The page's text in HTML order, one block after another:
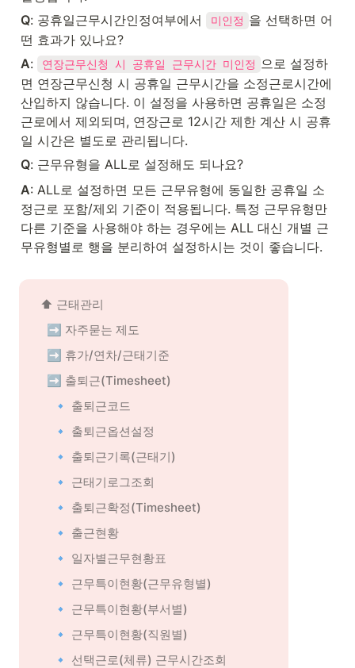
Q: 공휴일근무시간인정여부에서 미인정 을 선택하면 어
떤 효과가 있나요?
A: 연장근무신청 시 공휴일 근무시간 미인정 으로 설정하
면 연장근무신청 시 공휴일 근무시간을 소정근로시간에
산입하지 않습니다. 이 설정을 사용하면 공휴일은 소정
근로에서 제외되며, 연장근로 12시간 제한 계산 시 공휴
일 시간은 별도로 관리됩니다.
Q: 근무유형을 ALL로 설정해도 되나요?
A: ALL로 설정하면 모든 근무유형에 동일한 공휴일 소
정근로 포함/제외 기준이 적용됩니다. 특정 근무유형만
다른 기준을 사용해야 하는 경우에는 ALL 대신 개별 근
무유형별로 행을 분리하여 설정하시는 것이 좋습니다.
⬆️ 근태관리
➡️ 자주묻는 제도
➡️ 휴가/연차/근태기준
➡️ 출퇴근(Timesheet)
🔹 출퇴근코드
🔹 출퇴근옵션설정
🔹 출퇴근기록(근태기)
🔹 근태기로그조회
🔹 출퇴근확정(Timesheet)
🔹 출근현황
🔹 일자별근무현황표
🔹 근무특이현황(근무유형별)
🔹 근무특이현황(부서별)
🔹 근무특이현황(직원별)
🔹 선택근로(체류) 근무시간조회